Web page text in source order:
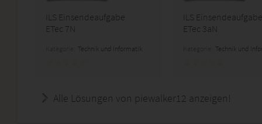
ILS Einsendeaufgabe
ETec 7N
Technik und Informatik
ILS Einsendeaufgabe
ETec 3aN
Technik und
Alle Lösungen von piewalker12 anzeigen!